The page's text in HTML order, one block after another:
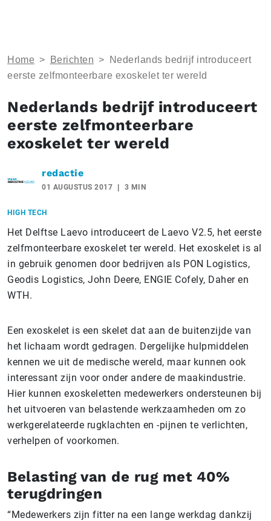
Home > Berichten >
Nederlands bedrijf introduceert
eerste zelfmonteerbare exoskelet ter wereld
Nederlands bedrijf introduceert
eerste zelfmonteerbare
exoskelet ter wereld
redactie
01 AUGUSTUS 2017 3 MIN
HIGH TECH
Het Delftse Laevo introduceert de Laevo V2.5, het eerste
zelfmonteerbare exoskelet ter wereld. Het exoskelet is al
in gebruik genomen door bedrijven als PON Logistics,
Geodis Logistics, John Deere, ENGIE Cofely, Daher en
WTH.
Een exoskelet is een skelet dat aan de buitenzijde van
het lichaam wordt gedragen. Dergelijke hulpmiddelen
kennen we uit de medische wereld, maar kunnen ook
interessant zijn voor onder andere de maakindustrie.
Hier kunnen exoskeletten medewerkers ondersteunen bij
het uitvoeren van belastende werkzaamheden om zo
werkgerelateerde rugklachten en -pijnen te verlichten,
verhelpen of voorkomen.
Belasting van de rug met 40%
terugdringen
“Medewerkers zijn fitter na een lange werkdag dankzij